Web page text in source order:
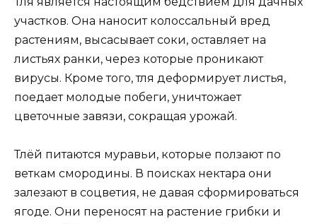
участков. Она наносит колоссальный вред
растениям, высасывает соки, оставляет на
листьях ранки, через которые проникают
вирусы. Кроме того, тля деформирует листья,
поедает молодые побеги, уничтожает
цветочные завязи, сокращая урожай.
Тлёй питаются муравьи, которые ползают по
веткам смородины. В поисках нектара они
залезают в соцветия, не давая сформироваться
ягоде. Они переносят на растение грибки и